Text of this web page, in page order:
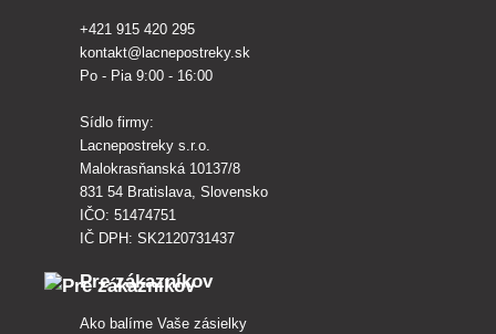
+421 915 420 295
kontakt@lacnepostreky.sk
Po - Pia 9:00 - 16:00
Sídlo firmy:
Lacnepostreky s.r.o.
Malokrasňanská 10137/8
831 54 Bratislava, Slovensko
IČO: 51474751
IČ DPH: SK2120731437
Pre zákazníkov
Ako balíme Vaše zásielky